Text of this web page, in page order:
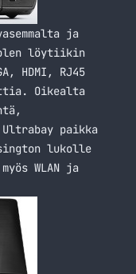
ja
löytiikin
HDMI, RJ45
Oikealta
paikka
lukolle
WLAN ja